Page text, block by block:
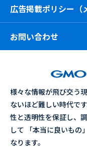
広告掲載ポリシー（
お問い合わせ
様々な情報が飛び交う
ないほど難しい時代で
性と透明性を保証し、
して 「本当に良いもの
なります。